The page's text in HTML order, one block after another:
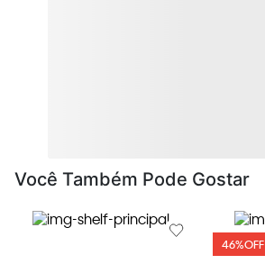
Você Também Pode Gostar
46%OFF